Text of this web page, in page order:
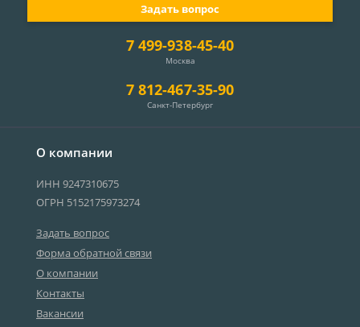
О компании
ИНН 9247310675
ОГРН 5152175973274
Задать вопрос
Форма обратной связи
О компании
Контакты
Вакансии
7 499-938-45-40
Москва
7 812-467-35-90
Санкт-Петербург
Задать вопрос